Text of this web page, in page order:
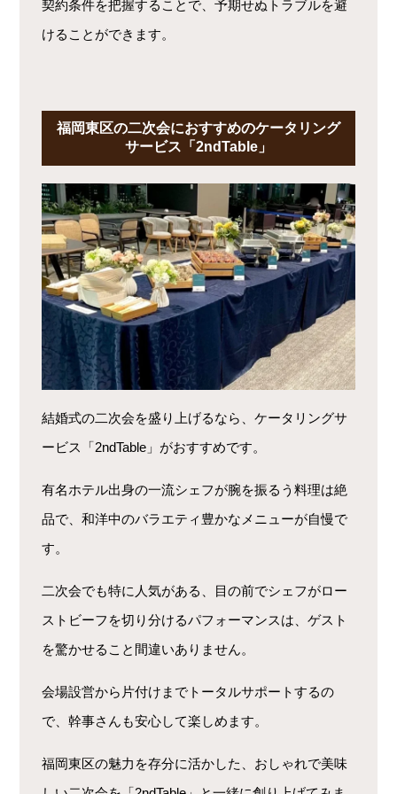
契約条件を把握することで、予期せぬトラブルを避
けることができます。
福岡東区の二次会におすすめのケータリング
サービス「2ndTable」
結婚式の二次会を盛り上げるなら、ケータリングサ
ービス「2ndTable」がおすすめです。
有名ホテル出身の一流シェフが腕を振るう料理は絶
品で、和洋中のバラエティ豊かなメニューが自慢で
す。
二次会でも特に人気がある、目の前でシェフがロー
ストビーフを切り分けるパフォーマンスは、ゲスト
を驚かせること間違いありません。
会場設営から片付けまでトータルサポートするの
で、幹事さんも安心して楽しめます。
福岡東区の魅力を存分に活かした、おしゃれで美味